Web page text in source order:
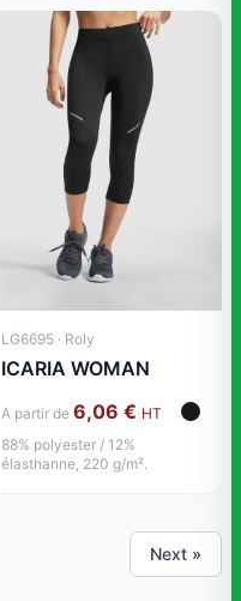
LG6695 · Roly
ICARIA WOMAN
A partir de 6,06 € HT
88% polyester / 12%
élasthanne, 220 g/m².
Next »